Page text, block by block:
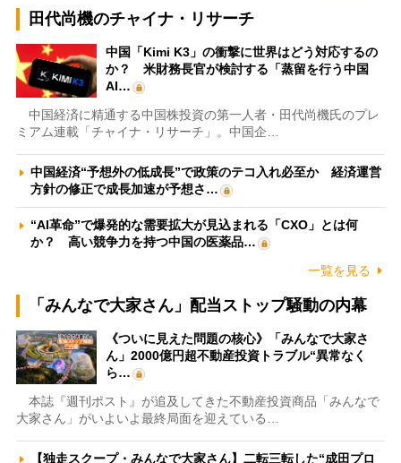
田代尚機のチャイナ・リサーチ
中国「Kimi K3」の衝撃に世界はどう対応するの
か？ 米財務長官が検討する「蒸留を行う中国
AI…
中国経済に精通する中国株投資の第一人者・田代尚機氏のプレ
ミアム連載「チャイナ・リサーチ」。中国企…
中国経済“予想外の低成長”で政策のテコ入れ必至か 経済運営
方針の修正で成長加速が予想さ…
“AI革命”で爆発的な需要拡大が見込まれる「CXO」とは何
か？ 高い競争力を持つ中国の医薬品…
一覧を見る
「みんなで大家さん」配当ストップ騒動の内幕
《ついに見えた問題の核心》「みんなで大家さ
ん」2000億円超不動産投資トラブル“異常なく
ら…
本誌『週刊ポスト』が追及してきた不動産投資商品「みんなで
大家さん」がいよいよ最終局面を迎えている…
【独走スクープ・みんなで大家さん】二転三転した“成田プロ